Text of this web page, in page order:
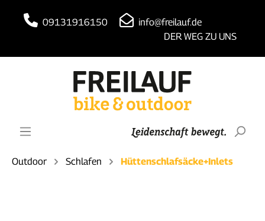
09131916150
info@freilauf.de
DER WEG ZU UNS
Outdoor Schlafen Hüttenschlafsäcke+Inlets